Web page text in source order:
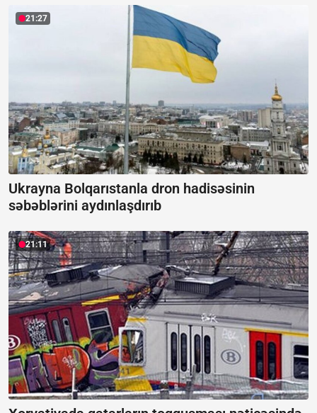
21:27
Ukrayna Bolqarıstanla dron hadisəsinin
səbəblərini aydınlaşdırıb
21:11